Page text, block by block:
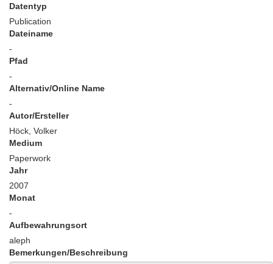
Datentyp
Publication
Dateiname
-
Pfad
-
Alternativ/Online Name
-
Autor/Ersteller
Höck, Volker
Medium
Paperwork
Jahr
2007
Monat
-
Aufbewahrungsort
aleph
Bemerkungen/Beschreibung